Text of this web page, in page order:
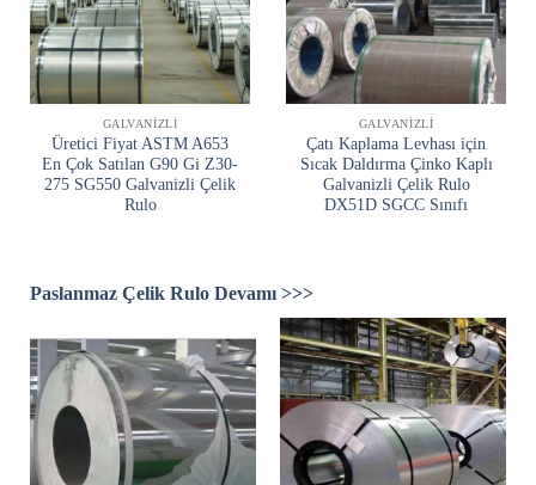
GALVANIZLI
Üretici Fiyat ASTM A653
En Çok Satılan G90 Gi Z30-
275 SG550 Galvanizli Çelik
Rulo
GALVANIZLI
Çatı Kaplama Levhası için
Sıcak Daldırma Çinko Kaplı
Galvanizli Çelik Rulo
DX51D SGCC Sınıfı
Paslanmaz Çelik Rulo Devamı >>>